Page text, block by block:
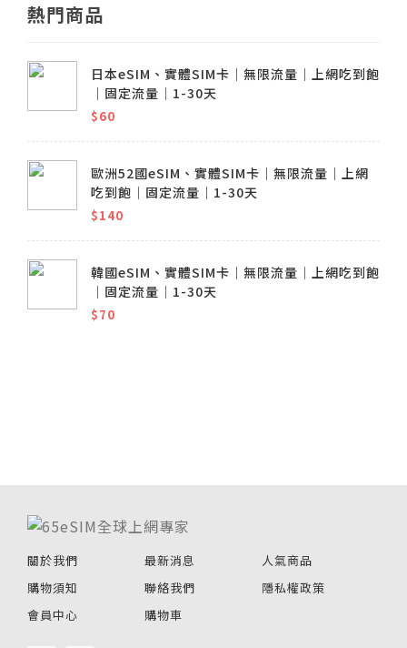
熱門商品
日本eSIM、實體SIM卡│無限流量│上網吃到飽
│固定流量│1-30天
$60
歐洲52國eSIM、實體SIM卡│無限流量│上網
吃到飽│固定流量│1-30天
$140
韓國eSIM、實體SIM卡│無限流量│上網吃到飽
│固定流量│1-30天
$70
關於我們 最新消息
人氣商品
購物須知
聯絡我們
隱私權政策
會員中心
購物車